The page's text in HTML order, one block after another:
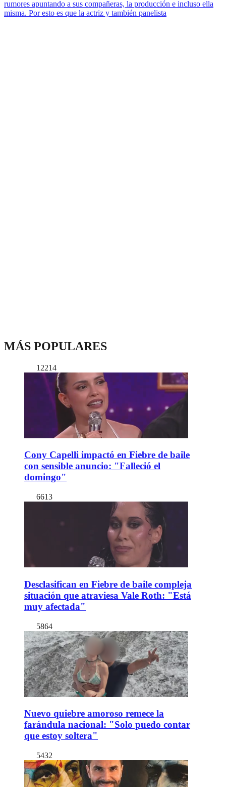
rumores apuntando a sus compañeras, la producción e incluso ella
misma. Por esto es que la actriz y también panelista
MÁS POPULARES
12214
Cony Capelli impactó en Fiebre de baile
con sensible anuncio: "Falleció el
domingo"
6613
Desclasifican en Fiebre de baile compleja
situación que atraviesa Vale Roth: "Está
muy afectada"
5864
Nuevo quiebre amoroso remece la
farándula nacional: "Solo puedo contar
que estoy soltera"
5432